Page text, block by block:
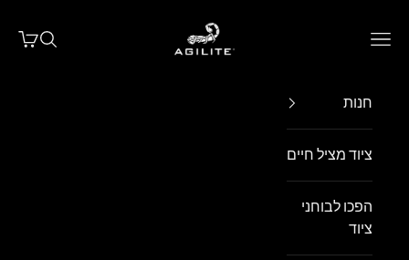
Agilite Israel
פתח תפריט ניווט פתחפתח
חנות
ציוד מציל חיים
הפכו לבוחני
ציוד